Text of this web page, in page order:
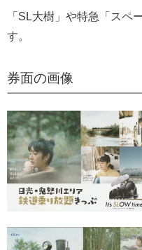
「SL大樹」や特急「スペ
す。
券面の画像